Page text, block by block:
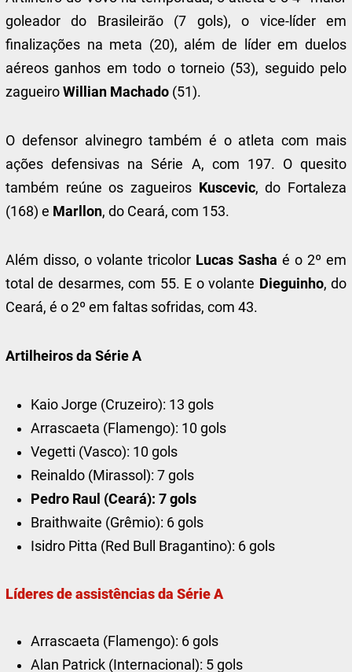
goleador do Brasileirão (7 gols), o vice-líder em
finalizações na meta (20), além de líder em duelos
aéreos ganhos em todo o torneio (53), seguido pelo
zagueiroWillian Machado (51).
O defensor alvinegro também é o atleta com mais
ações defensivas na Série A, com 197. O quesito
também reúne os zagueiros Kuscevic, do Fortaleza
(168) e Marllon, do Ceará, com 153.
Além disso, o volante tricolor Lucas Sasha é o 2º em
total de desarmes, com 55. E o volante Dieguinho, do
Ceará, é o 2º em faltas sofridas, com 43.
Artilheiros da Série A
Kaio Jorge (Cruzeiro): 13 gols
Arrascaeta (Flamengo): 10 gols
Vegetti (Vasco): 10 gols
Reinaldo (Mirassol): 7 gols
Pedro Raul (Ceará): 7 gols
Braithwaite (Grêmio): 6 gols
Isidro Pitta (Red Bull Bragantino): 6 gols
Líderes de assistências da Série A
Arrascaeta (Flamengo): 6 gols
Alan Patrick (Internacional): 5 gols